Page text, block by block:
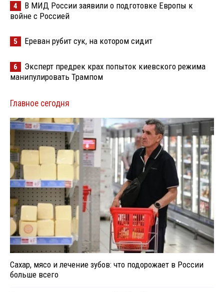
4
В МИД России заявили о подготовке Европы к
войне с Россией
5 Ереван рубит сук, на котором сидит
6
Эксперт предрек крах попыток киевского режима
манипулировать Трампом
Главное сегодня
Сахар, мясо и лечение зубов: что подорожает в России
больше всего